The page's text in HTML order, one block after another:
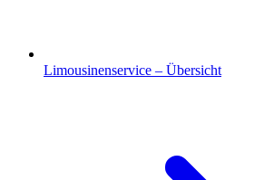
Limousinenservice – Übersicht